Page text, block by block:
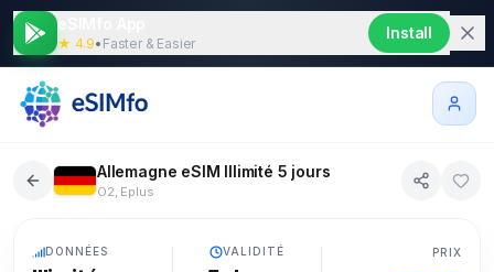
★ 4.9• Faster & Easier
Install
Allemagne eSIM Illimité 5 jours
O2, Eplus
DONNÉES VALIDITÉ PRIX